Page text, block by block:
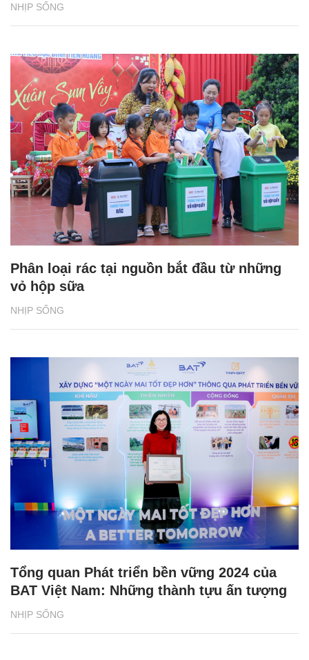
NHỊP SỐNG
NHỊP SỐNG
Phân loại rác tại nguồn bắt đầu từ những
vỏ hộp sữa
NHỊP SỐNG
Tổng quan Phát triển bền vững 2024 của
BAT Việt Nam: Những thành tựu ấn tượng